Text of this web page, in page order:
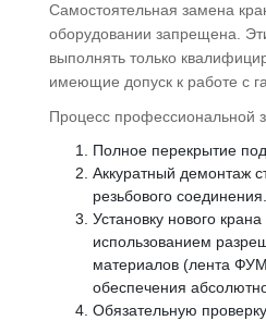
Самостоятельная замена
оборудовании запрещена.
выполнять только
имеющие допуск к работе с
Процесс профессиональной
Полное перекрытие
Аккуратный демонтаж
резьбового соединения.
Установку нового
использованием
материалов (лента
обеспечения
Обязательную